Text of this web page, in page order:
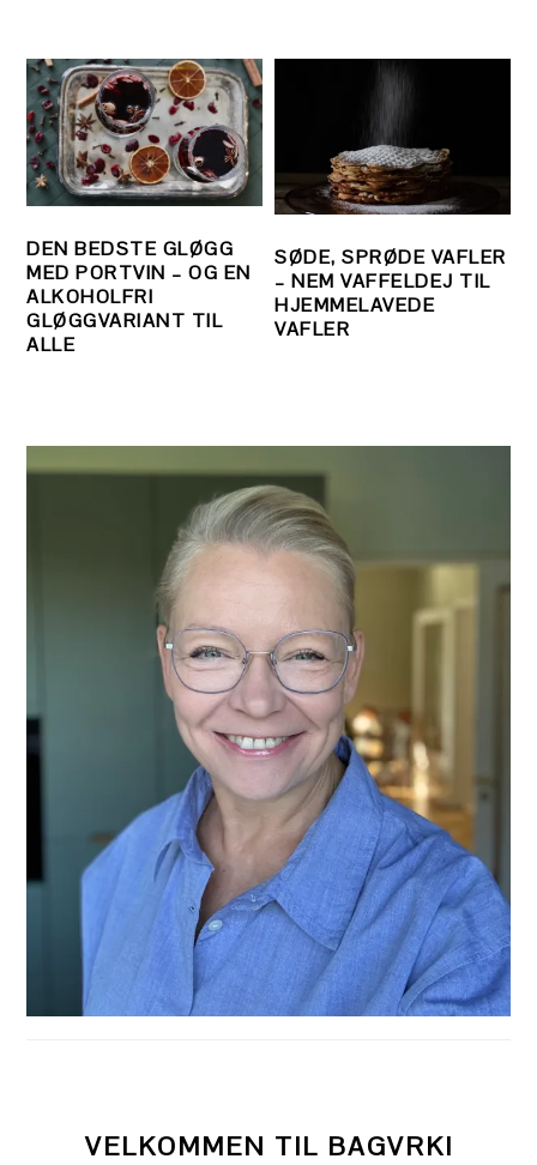
DEN BEDSTE GLØGG
MED PORTVIN – OG EN
ALKOHOLFRI
GLØGGVARIANT TIL
ALLE
SØDE, SPRØDE VAFLER
– NEM VAFFELDEJ TIL
HJEMMELAVEDE
VAFLER
PRIMÆR
VELKOMMEN TIL BAGVRK!